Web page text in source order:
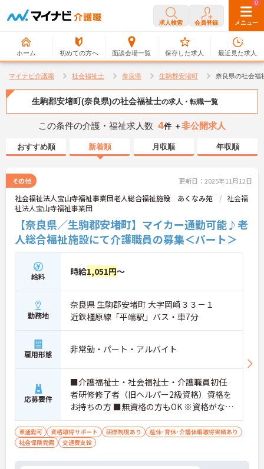
求人検索 会員登録 メニュー
ホーム 初めての方へ 面談会場一覧
0
保存した求人
0
最近見た求人
マイナビ介護職 社会福祉士 奈良県 生駒郡安堵町 奈良県の社会福
生駒郡安堵町(奈良県)の社会福祉士の求人・転職一覧
この条件の介護・福祉求人数 4件 ＋非公開求人
おすすめ順 新着順 月収順 年収順
その他 更新日：2025年11月12日
社会福祉法人宝山寺福祉事業団老人総合福祉施設 あくなみ苑
社会福
祉法人宝山寺福祉事業団
【奈良県／生駒郡安堵町】マイカー通勤可能♪老
人総合福祉施設にて介護職員の募集＜パート＞
給料 時給1,051円～
勤務地
奈良県 生駒郡安堵町 大字岡崎３３－１
近鉄橿原線「平端駅」バス・車7分
雇用形態 非常勤・パート・アルバイト
応募要件
■介護福祉士・社会福祉士・介護職員初任
者研修修了者（旧ヘルパー2級資格）資格を
お持ちの方 ■無資格の方もOK ※資格がない
場合は就職後、介護職員初任者研修を受講
していただきます。法人内で養成講座を実
施しています。（法人の助成制度がありま
車通勤可 資格取得サポート 研修制度あり
産休･育休･介護休暇取得実績あり
社会保険完備
交通費支給